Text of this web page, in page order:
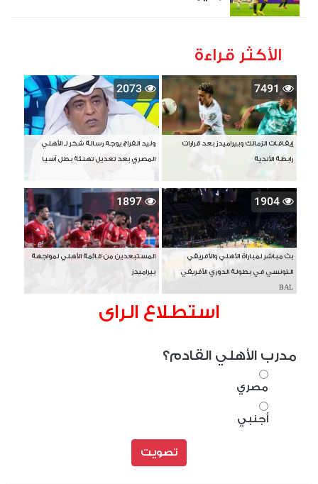
الأكثر قراءة
7491
إيقافات الزمالك وبيراميدز بعد قرارات
رابطة الأندية
2073
وليد الفراج يوجه رسالة شكر لـ الأهلي
المصري بعد تعديل تهنئة بطل آسيا
1904
بث مباشر لمباراة الأهلي والأفريقي
التونسي في بطولة الدوري الأفريقي
BAL
1897
المستبعدين من قائمة الأهلي لمواجهة
بيراميدز
استطلاع الراى
مدرب الأهلي القادم؟
مصري
أجنبي
تصويت